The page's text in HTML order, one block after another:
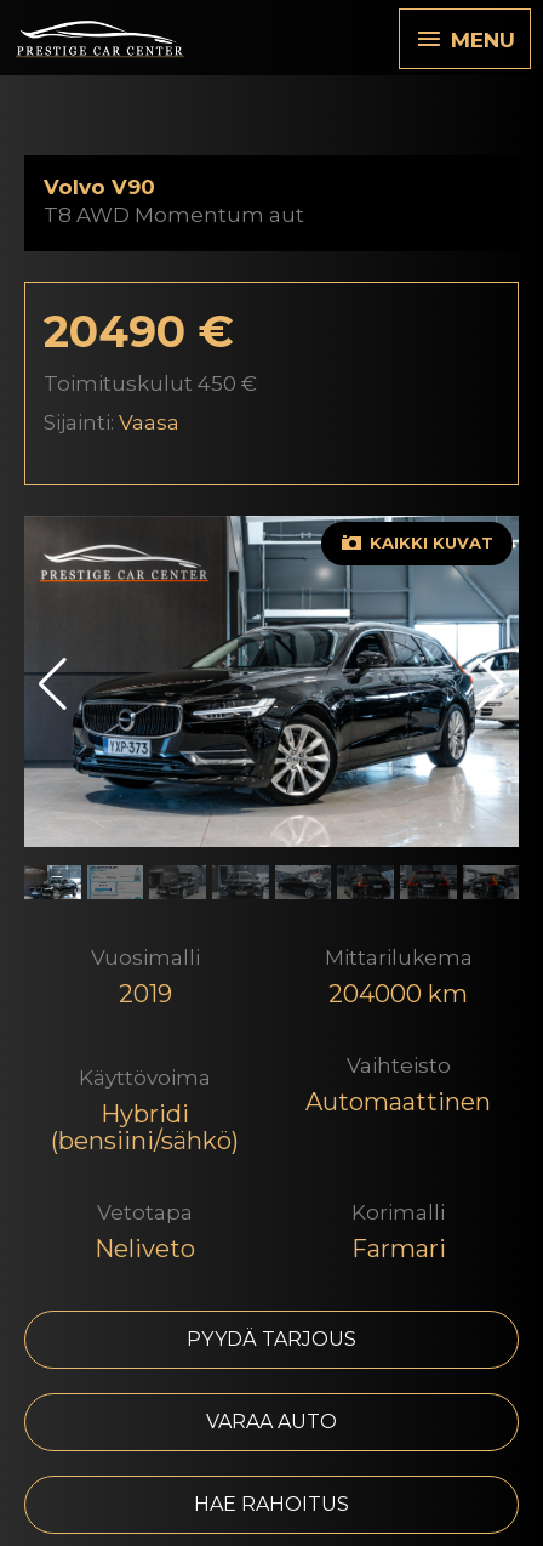
sisältöön
MENU
MENU
Volvo V90
T8 AWD Momentum aut
20490 €
Toimituskulut 450 €
Sijainti: Vaasa
KAIKKI KUVAT
Vuosimalli
2019
Mittarilukema
204000 km
Käyttövoima
Hybridi
(bensiini/sähkö)
Vaihteisto
Automaattinen
Vetotapa
Neliveto
Korimalli
Farmari
PYYDÄ TARJOUS
VARAA AUTO
HAE RAHOITUS